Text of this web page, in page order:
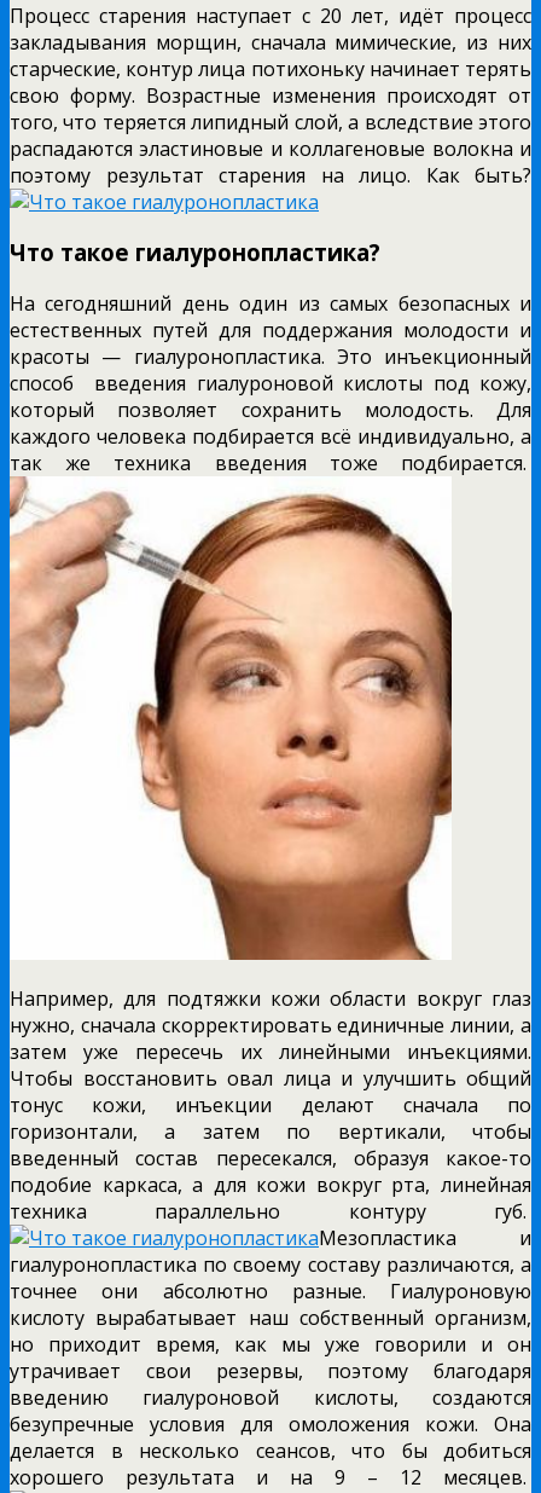
Процесс старения наступает с 20 лет, идёт процесс
закладывания морщин, сначала мимические, из них
старческие, контур лица потихоньку начинает терять
свою форму. Возрастные изменения происходят от
того, что теряется липидный слой, а вследствие этого
распадаются эластиновые и коллагеновые волокна и
поэтому результат старения на лицо. Как быть?
Что такое гиалуронопластика?
На сегодняшний день один из самых безопасных и
естественных путей для поддержания молодости и
красоты — гиалуронопластика. Это инъекционный
способ введения гиалуроновой кислоты под кожу,
который позволяет сохранить молодость. Для
каждого человека подбирается всё индивидуально, а
так же техника введения тоже подбирается.
Например, для подтяжки кожи области вокруг глаз
нужно, сначала скорректировать единичные линии, а
затем уже пересечь их линейными инъекциями.
Чтобы восстановить овал лица и улучшить общий
тонус кожи, инъекции делают сначала по
горизонтали, а затем по вертикали, чтобы
введенный состав пересекался, образуя какое-то
подобие каркаса, а для кожи вокруг рта, линейная
техника параллельно контуру губ.
Мезопластика и
гиалуронопластика по своему составу различаются, а
точнее они абсолютно разные. Гиалуроновую
кислоту вырабатывает наш собственный организм,
но приходит время, как мы уже говорили и он
утрачивает свои резервы, поэтому благодаря
введению гиалуроновой кислоты, создаются
безупречные условия для омоложения кожи. Она
делается в несколько сеансов, что бы добиться
хорошего результата и на 9 – 12 месяцев.